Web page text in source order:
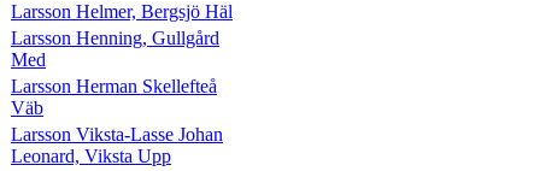
Larsson Helmer, Bergsjö Häl
Larsson Henning, Gullgård
Med
Larsson Herman Skellefteå
Väb
Larsson Viksta-Lasse Johan
Leonard, Viksta Upp